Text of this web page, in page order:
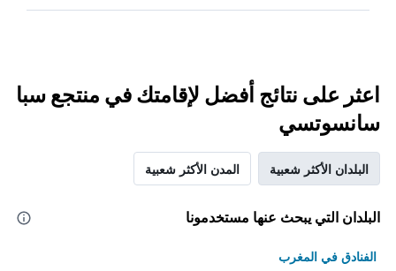
اعثر على نتائج أفضل لإقامتك في منتجع سبا
سانسوتسي
البلدان الأكثر شعبية المدن الأكثر شعبية
البلدان التي يبحث عنها مستخدمونا
الفنادق في المغرب